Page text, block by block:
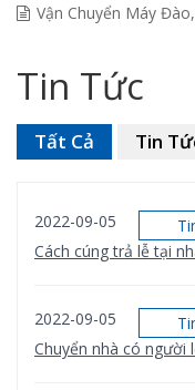
Vận Chuyển Máy
Tin Tức
Tất Cả
2022-09-05
2022-09-05
Chuyển nhà có người
Tin